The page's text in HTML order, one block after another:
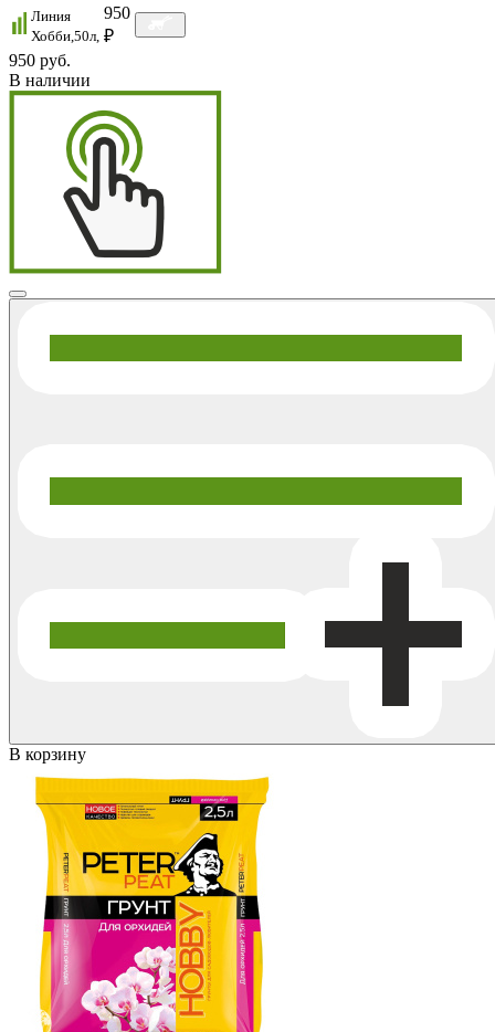
Линия
Хобби,50л,
950
₽
950 руб.
В наличии
В корзину